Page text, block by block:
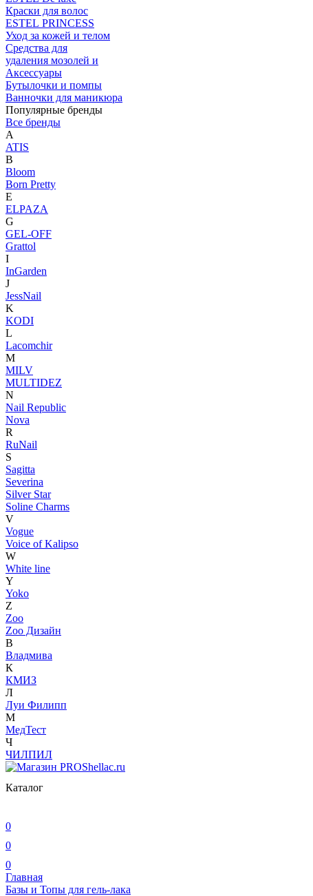
Краски для волос
ESTEL PRINCESS
Уход за кожей и телом
Средства для
удаления мозолей и
Аксессуары
Бутылочки и помпы
Ванночки для маникюра
Популярные бренды
Все бренды
A
ATIS
B
Bloom
Born Pretty
E
ELPAZA
G
GEL-OFF
Grattol
I
InGarden
J
JessNail
K
KODI
L
Lacomchir
M
MILV
MULTIDEZ
N
Nail Republic
Nova
R
RuNail
S
Sagitta
Severina
Silver Star
Soline Charms
V
Vogue
Voice of Kalipso
W
White line
Y
Yoko
Z
Zoo
Zoo Дизайн
В
Владмива
К
КМИЗ
Л
Луи Филипп
М
МедТест
Ч
ЧИЛПИЛ
Каталог
0
0
0
Главная
Базы и Топы для гель-лака